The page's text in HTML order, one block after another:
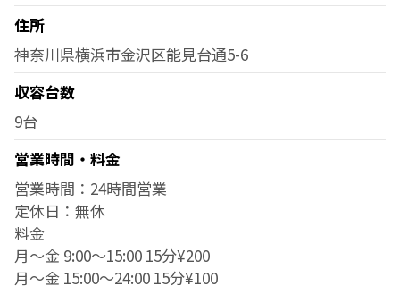
住所
神奈川県横浜市金沢区能見台通5-6
収容台数
9台
営業時間・料金
営業時間：24時間営業
定休日：無休
料金
月～金 9:00～15:00 15分¥200
月～金 15:00～24:00 15分¥100